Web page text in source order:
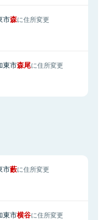
市森に住所変更
東市森尾に住所変更
市藪に住所変更
東市横谷に住所変更